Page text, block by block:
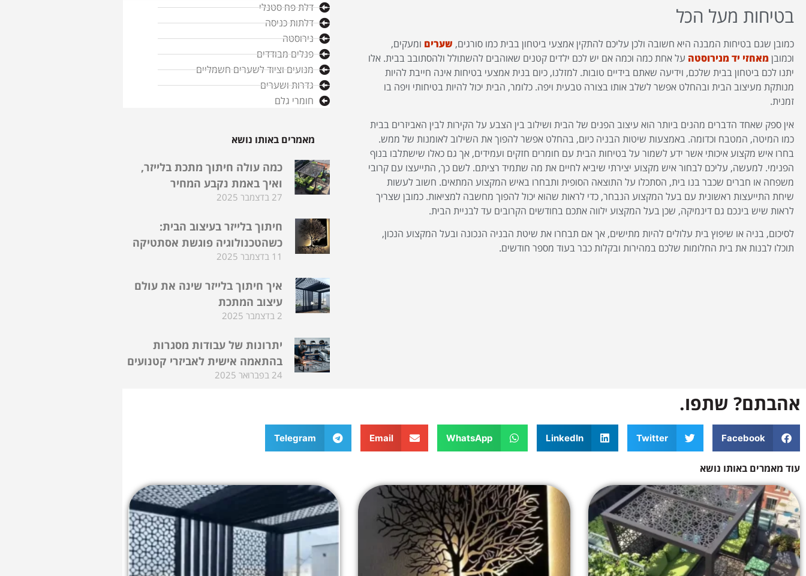
בטיחות מעל הכל
כמובן שגם בטיחות המבנה היא חשובה ולכן עליכם להתקין אמצעי ביטחון בבית כמו סורגים, שערים ומעקים,
וכמובןמאחזי יד מנירוסטה על אחת כמה וכמה אם יש לכם ילדים קטנים שאוהבים להשתולל ולהסתובב בבית. אלו
יתנו לכם ביטחון בבית שלכם, וידיעה שאתם בידיים טובות. למזלנו, כיום בנית אמצעי בטיחות אינה חייבת להיות
מנותקת מעיצוב הבית ובהחלט אפשר לשלב אותו בצורה טבעית ויפה. כלומר, הבית יכול להיות בטיחותי ויפה בו
זמנית.
אין ספק שאחד הדברים מהנים ביותר הוא עיצוב הפנים של הבית ושילוב בין הצבע על הקירות לבין האביזרים בבית
כמו המיטה, המטבח וכדומה. באמצעות שיטות הבניה כיום, בהחלט אפשר להפוך את השילוב לאומנות של ממש.
בחרו איש מקצוע איכותי אשר ידע לשמור על בטיחות הבית עם חומרים חזקים ועמידים, אך גם כאלו שישתלבו בנוף
הפנימי. למעשה, עליכם לבחור איש מקצוע יצירתי שיביא לחיים את מה שתמיד רציתם. לשם כך, התייעצו עם קרובי
משפחה או חברים שכבר בנו בית, הסתכלו על התוצאה הסופית ותבחרו באיש המקצוע המתאים. חשוב לעשות
שיחת התייעצות ראשונית עם בעל המקצוע הנבחר, כדי לראות שהוא יכול להפוך מחשבה למציאות. כמובן שצריך
לראות שיש בינכם גם דינמיקה, שכן בעל המקצוע ילווה אתכם בחודשים הקרובים עד לבניית הבית.
לסיכום, בניה או שיפוץ בית עלולים להיות מתישים, אך אם תבחרו את שיטת הבניה הנכונה ובעל המקצוע הנכון,
תוכלו לבנות את בית החלומות שלכם במהירות ובקלות כבר בעוד מספר חודשים.
דלת פח סטנלי
דלתות כניסה
נירוסטה
פנלים מבודדים
מנועים וציוד לשערים חשמליים
גדרות ושערים
חומרי גלם
מאמרים באותו נושא
כמה עולה חיתוך מתכת בלייזר,
ואיך באמת נקבע המחיר
27 בדצמבר 2025
חיתוך בלייזר בעיצוב הבית:
כשהטכנולוגיה פוגשת אסתטיקה
11 בדצמבר 2025
איך חיתוך בלייזר שינה את עולם
עיצוב המתכת
2 בדצמבר 2025
יתרונות של עבודות מסגרות
בהתאמה אישית לאביזרי קטנועים
24 בפברואר 2025
אהבתם? שתפו.
Facebook
Twitter
LinkedIn
WhatsApp
Email
Telegram
עוד מאמרים באותו נושא